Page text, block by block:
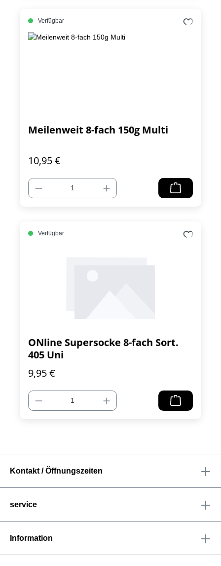
Verfügbar
Meilenweit 8-fach 150g Multi
10,95 €
Verfügbar
ONline Supersocke 8-fach Sort.
405 Uni
9,95 €
Kontakt / Öffnungszeiten
service
Information